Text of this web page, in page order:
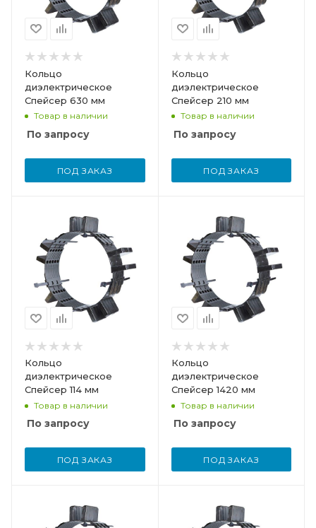
Кольцо
диэлектрическое
Спейсер 630 мм
Товар в наличии
По запросу
ПОД ЗАКАЗ
Кольцо
диэлектрическое
Спейсер 210 мм
Товар в наличии
По запросу
ПОД ЗАКАЗ
Кольцо
диэлектрическое
Спейсер 114 мм
Товар в наличии
По запросу
ПОД ЗАКАЗ
Кольцо
диэлектрическое
Спейсер 1420 мм
Товар в наличии
По запросу
ПОД ЗАКАЗ